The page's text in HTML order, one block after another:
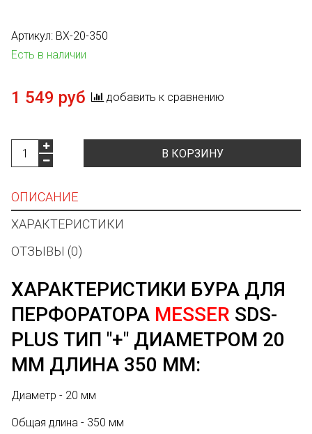
Артикул: BX-20-350
Есть в наличии
1 549 руб добавить к сравнению
В КОРЗИНУ
ОПИСАНИЕ
ХАРАКТЕРИСТИКИ
ОТЗЫВЫ (0)
ХАРАКТЕРИСТИКИ БУРА ДЛЯ
ПЕРФОРАТОРА MESSER SDS-
PLUS ТИП "+" ДИАМЕТРОМ 20
ММ ДЛИНА 350 ММ:
Диаметр - 20 мм
Общая длина - 350 мм